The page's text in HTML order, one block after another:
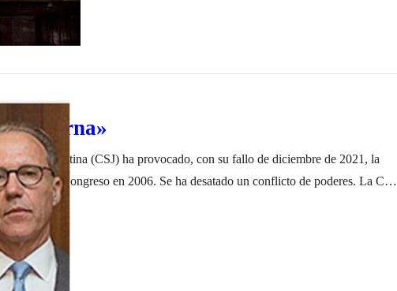
terna»
de la Argentina (CSJ) ha provocado, con su fallo de diciembre de 2021, la
por el Congreso en 2006. Se ha desatado un conflicto de poderes. La CSJ
jueces no deben crear el Derecho constituyente del Estado. Un conflicto de